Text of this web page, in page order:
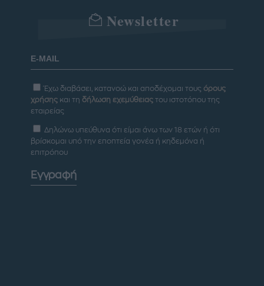
Newsletter
Έχω διαβάσει, κατανοώ και αποδέχομαι τους όρους
χρήσης και τη δήλωση εχεμύθειας του ιστοτόπου της
εταιρείας
Δηλώνω υπεύθυνα ότι είμαι άνω των 18 ετών ή ότι
βρίσκομαι υπό την εποπτεία γονέα ή κηδεμόνα ή
επιτρόπου
Εγγραφή